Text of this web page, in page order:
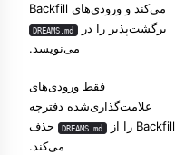
می‌کند و ورودی‌های Backfill
برگشت‌پذیر را در DREAMS.md
می‌نویسد.
فقط ورودی‌های
علامت‌گذاری‌شده دفترچه
Backfill را از
DREAMS.md
حذف
می‌کند.